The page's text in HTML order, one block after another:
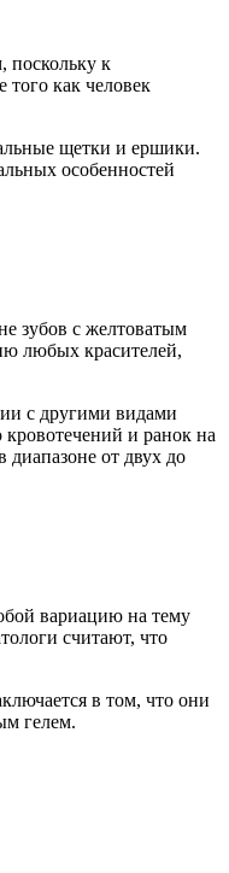
поскольку к
как человек
щетки и ершики.
особенностей
зубов с желтоватым
любых красителей,
с другими видами
и ранок на
от двух до
вариацию на тему
считают, что
в том, что они
гелем.